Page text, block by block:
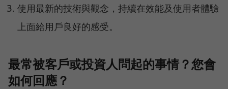
使用最新的技術與觀念，持續在效能及使用者體驗
上面給用戶良好的感受。
最常被客戶或投資人問起的事情？您會
如何回應？